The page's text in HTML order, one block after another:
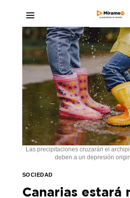
Las precipitaciones cruzarán el
deben a un depresión
SOCIEDAD
Canarias estará